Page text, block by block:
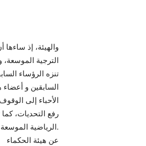
والهيئة، إذ
الترجية الموسعة،
تنزه الرؤساء
السابقين و
الأحباء إلى
رفع التحديات،
الرياضية الموسعة.
عن هيئة الحكماء